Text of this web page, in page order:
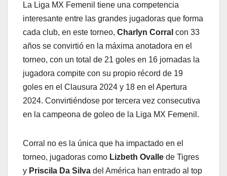
La Liga MX Femenil tiene una competencia
interesante entre las grandes jugadoras que forma
cada club, en este torneo, Charlyn Corral con 33
años se convirtió en la máxima anotadora en el
torneo, con un total de 21 goles en 16 jornadas la
jugadora compite con su propio récord de 19
goles en el Clausura 2024 y 18 en el Apertura
2024. Convirtiéndose por tercera vez consecutiva
en la campeona de goleo de la Liga MX Femenil.
Corral no es la única que ha impactado en el
torneo, jugadoras como Lizbeth Ovalle de Tigres
y Priscila Da Silva del América han entrado al top